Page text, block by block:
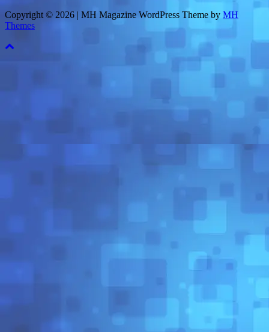
Copyright © 2026 | MH Magazine WordPress Theme by MH
Themes